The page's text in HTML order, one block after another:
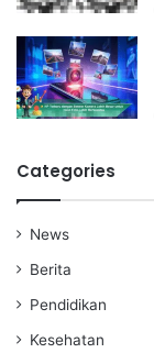
Categories
News
Berita
Pendidikan
Kesehatan